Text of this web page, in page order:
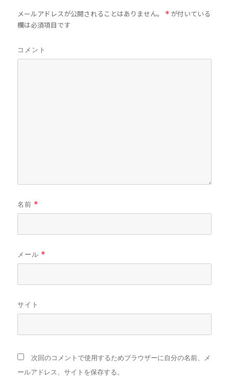
メールアドレスが公開されることはありません。 * が付いている
欄は必須項目です
コメント
名前 *
メール *
サイト
次回のコメントで使用するためブラウザーに自分の名前、メ
ールアドレス、サイトを保存する。